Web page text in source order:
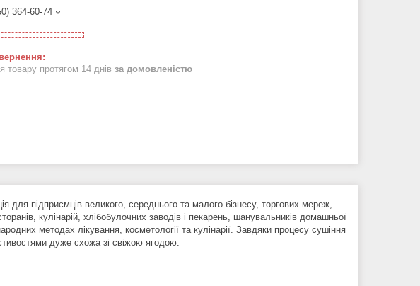
364-60-74
товару протягом 14 днів за домовленістю
для підприємців великого, середнього та малого бізнесу, торгових мереж,
кулінарій, хлібобулочних заводів і пекарень, шанувальників домашньої
методах лікування, косметології та кулінарії. Завдяки процесу сушіння
дуже схожа зі свіжою ягодою.